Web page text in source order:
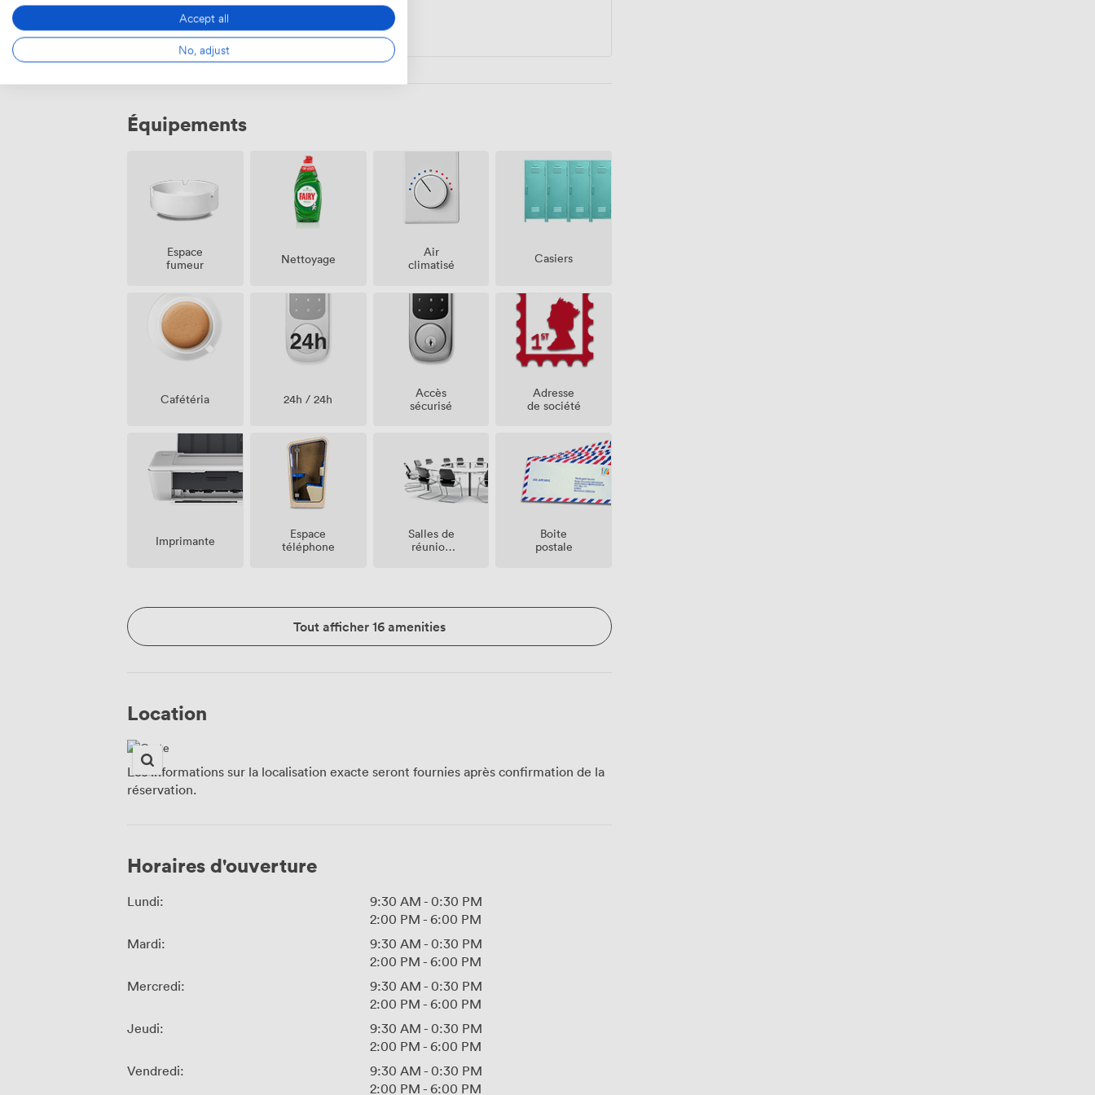
/mois · 30 sqm
Équipements
Espace
fumeur
Nettoyage
Air
climatisé
Casiers
Cafétéria 24h / 24h
Accès
sécurisé
Adresse
de société
Imprimante
Espace
téléphone
Salles de
réunion
Boite
postale
Tout afficher 16 amenities
Location
Les informations sur la localisation exacte seront fournies après confirmation de la
réservation.
Horaires d'ouverture
Lundi: 9:30 AM - 0:30 PM
2:00 PM - 6:00 PM
Mardi:
9:30 AM - 0:30 PM
2:00 PM - 6:00 PM
Mercredi:
9:30 AM - 0:30 PM
2:00 PM - 6:00 PM
Jeudi:
9:30 AM - 0:30 PM
2:00 PM - 6:00 PM
Vendredi:
9:30 AM - 0:30 PM
2:00 PM - 6:00 PM
Accept all
No, adjust